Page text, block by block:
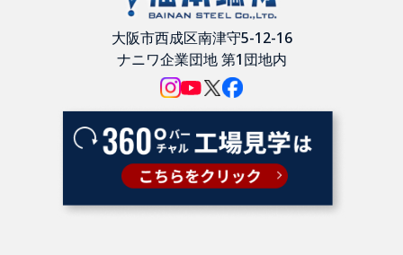
大阪市西成区南津守5-12-16
ナニワ企業団地 第1団地内